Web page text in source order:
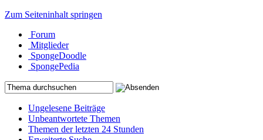
Zum Seiteninhalt springen
Forum
Mitglieder
SpongeDoodle
SpongePedia
Ungelesene Beiträge
Unbeantwortete Themen
Themen der letzten 24 Stunden